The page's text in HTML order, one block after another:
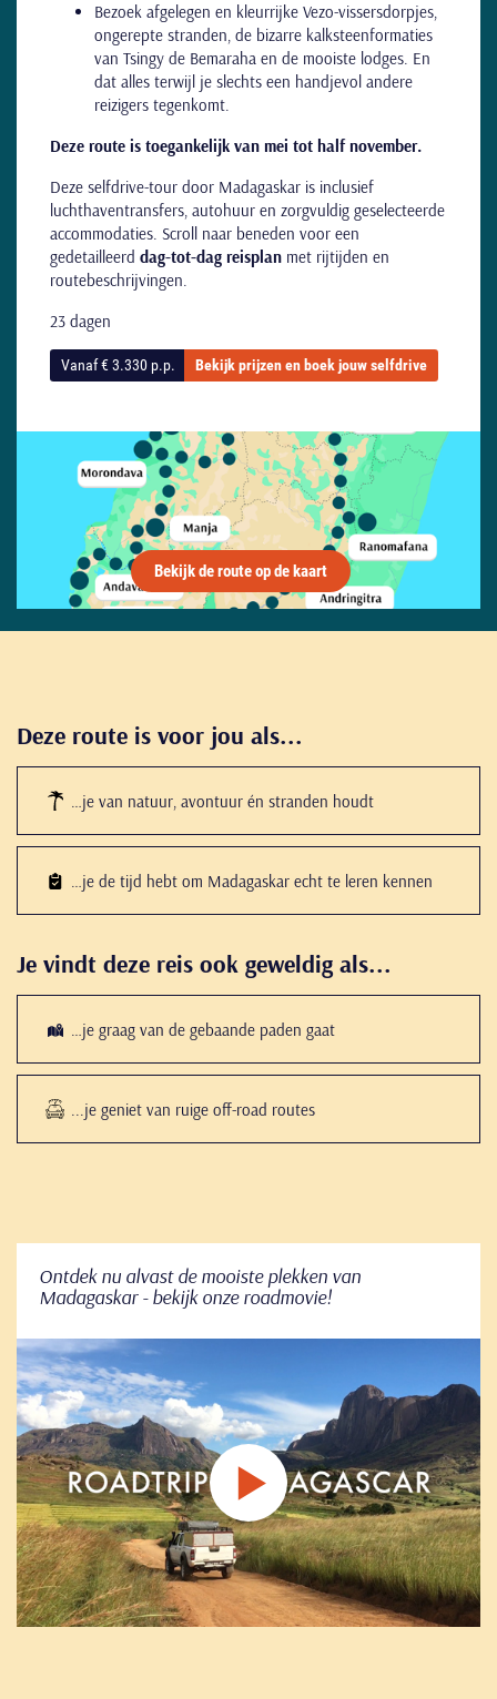
Bezoek afgelegen en kleurrijke Vezo-vissersdorpjes,
ongerepte stranden, de bizarre kalksteenformaties
van Tsingy de Bemaraha en de mooiste lodges. En
dat alles terwijl je slechts een handjevol andere
reizigers tegenkomt.
Deze route is toegankelijk van mei tot half november.
Deze selfdrive-tour door Madagaskar is inclusief
luchthaventransfers, autohuur en zorgvuldig geselecteerde
accommodaties. Scroll naar beneden voor een
gedetailleerd dag-tot-dag reisplan met rijtijden en
routebeschrijvingen.
23 dagen
Vanaf € 3.330 p.p. Bekijk prijzen en boek jouw selfdrive
Bekijk de route op de kaart
Deze route is voor jou als...
…je van natuur, avontuur én stranden houdt
…je de tijd hebt om Madagaskar echt te leren kennen
Je vindt deze reis ook geweldig als...
…je graag van de gebaande paden gaat
...je geniet van ruige off-road routes
Ontdek nu alvast de mooiste plekken van
Madagaskar - bekijk onze roadmovie!
Play
this
video